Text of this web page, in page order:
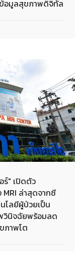
ข้อมูลสุขภาพดิจิทัล
ร์" เปิดตัว
MRI ล่าสุดจากซี
โลยีผู้ป่วยเป็น
วินิจฉัยพร้อมลด
ภาพโต